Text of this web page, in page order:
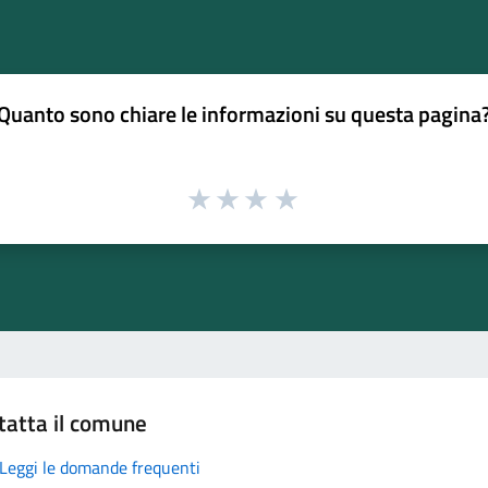
sono chiare le informazioni su questa
il comune
Leggi le domande frequenti